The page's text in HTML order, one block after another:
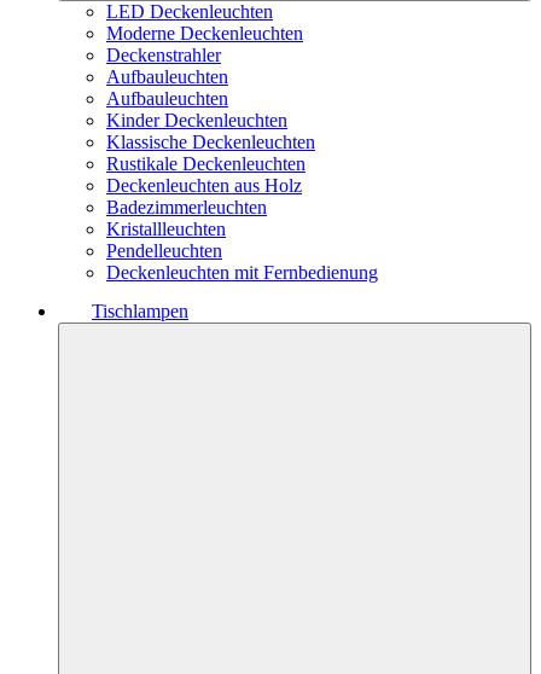
LED Deckenleuchten
Moderne Deckenleuchten
Deckenstrahler
Aufbauleuchten
Aufbauleuchten
Kinder Deckenleuchten
Klassische Deckenleuchten
Rustikale Deckenleuchten
Deckenleuchten aus Holz
Badezimmerleuchten
Kristallleuchten
Pendelleuchten
Deckenleuchten mit Fernbedienung
Tischlampen